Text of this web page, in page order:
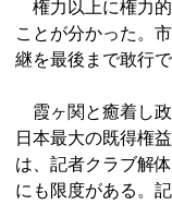
権力以上に権力
ことが分かった。
継を最後まで敢行で
霞ヶ関と癒着し政
日本最大の既得権
は、記者クラブ解
にも限度がある。